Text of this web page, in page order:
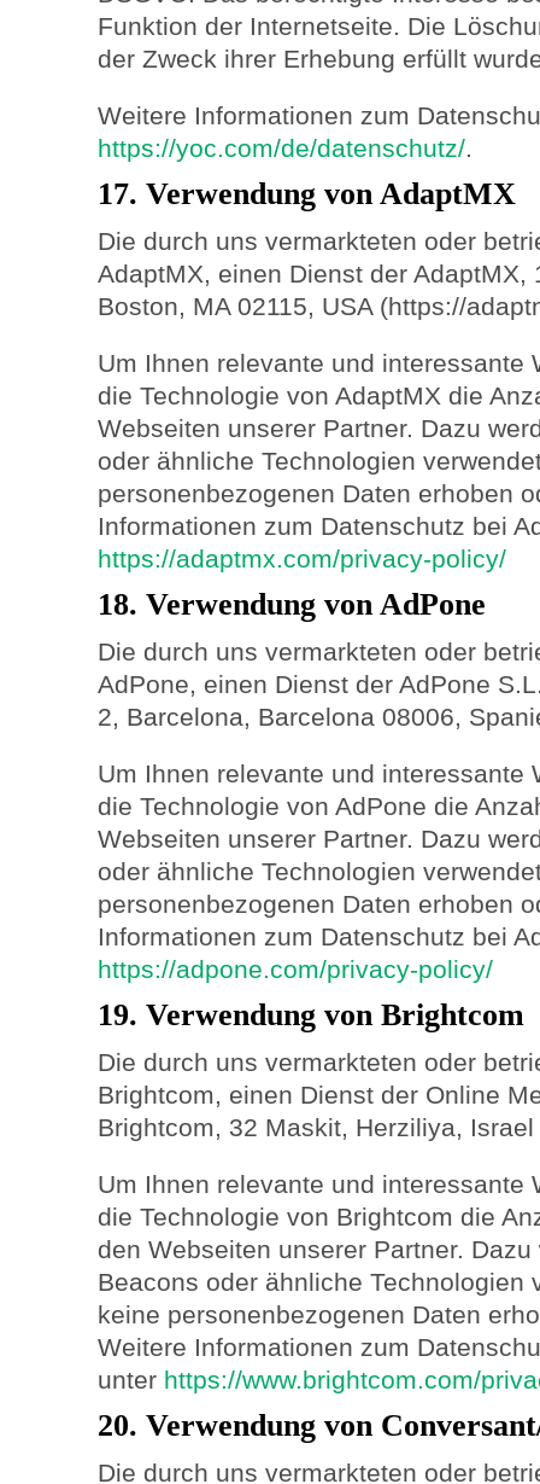
Funktion der Internetseite. Die
der Zweck ihrer Erhebung erfüllt
Weitere Informationen zum
https://yoc.com/de/datenschutz/.
17. Verwendung von AdaptMX
Die durch uns vermarkteten oder
AdaptMX, einen Dienst der AdaptMX,
Boston, MA 02115, USA (https://
Um Ihnen relevante und interessante
die Technologie von AdaptMX die
Webseiten unserer Partner. Dazu
oder ähnliche Technologien
personenbezogenen Daten erhoben
Informationen zum Datenschutz bei
https://adaptmx.com/privacy-policy/
18. Verwendung von AdPone
Die durch uns vermarkteten oder
AdPone, einen Dienst der AdPone
2, Barcelona, Barcelona 08006,
Um Ihnen relevante und interessante
die Technologie von AdPone die
Webseiten unserer Partner. Dazu
oder ähnliche Technologien
personenbezogenen Daten erhoben
Informationen zum Datenschutz bei
https://adpone.com/privacy-policy/
19. Verwendung von Brightcom
Die durch uns vermarkteten oder
Brightcom, einen Dienst der Online
Brightcom, 32 Maskit, Herziliya,
Um Ihnen relevante und interessante
die Technologie von Brightcom die
den Webseiten unserer Partner.
Beacons oder ähnliche Technologien
keine personenbezogenen Daten
Weitere Informationen zum
unter https://www.brightcom.com/
20. Verwendung von
Die durch uns vermarkteten oder